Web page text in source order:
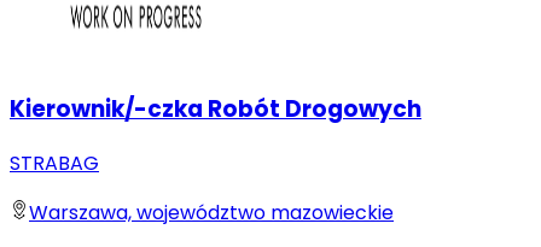
Kierownik/-czka Robót Drogowych
STRABAG
Warszawa, województwo mazowieckie